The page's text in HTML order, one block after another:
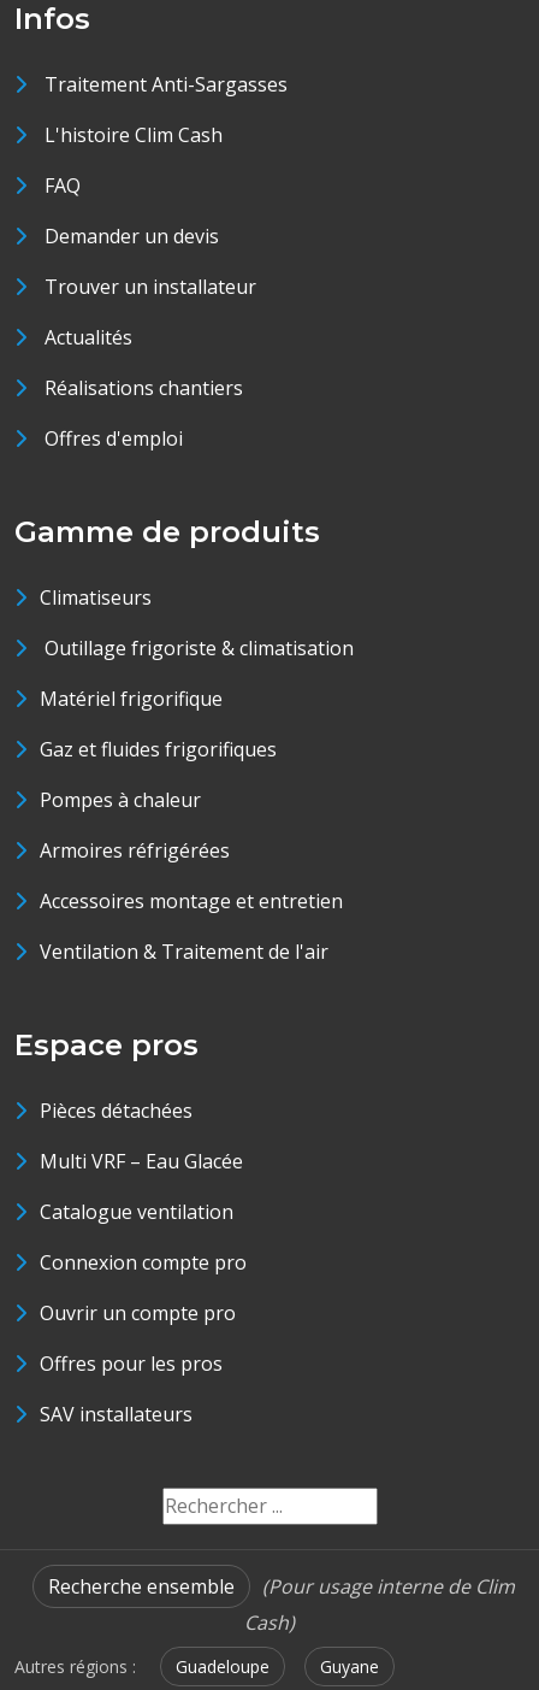
Infos
Traitement Anti-Sargasses
L'histoire Clim Cash
FAQ
Demander un devis
Trouver un installateur
Actualités
Réalisations chantiers
Offres d'emploi
Gamme de produits
Climatiseurs
Outillage frigoriste & climatisation
Matériel frigorifique
Gaz et fluides frigorifiques
Pompes à chaleur
Armoires réfrigérées
Accessoires montage et entretien
Ventilation & Traitement de l'air
Espace pros
Pièces détachées
Multi VRF – Eau Glacée
Catalogue ventilation
Connexion compte pro
Ouvrir un compte pro
Offres pour les pros
SAV installateurs
Recherche ensemble
(Pour usage interne de Clim
Cash)
Autres régions : Guadeloupe Guyane